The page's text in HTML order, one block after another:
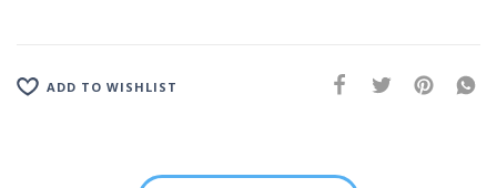
ADD TO WISHLIST